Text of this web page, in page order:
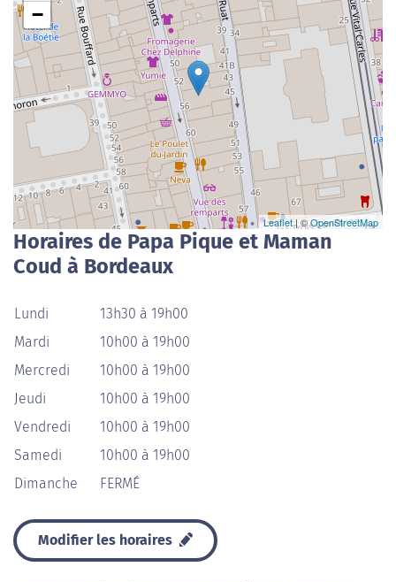
−
Leaflet| ©OpenStreetMap
Horaires de Papa Pique et Maman
Coud à Bordeaux
Lundi
13h30 à 19h00
Mardi
10h00 à 19h00
Mercredi
10h00 à 19h00
Jeudi
10h00 à 19h00
Vendredi
10h00 à 19h00
Samedi
10h00 à 19h00
Dimanche
FERMÉ
Modifier les horaires